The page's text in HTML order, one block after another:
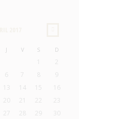
J V S D
2
6 7
9
13 14 15
16
20 21 22
23
27 28 29 30